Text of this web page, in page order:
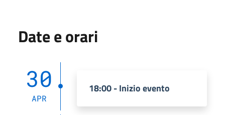
Date e orari
30
APR
18:00 - Inizio evento